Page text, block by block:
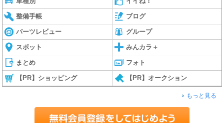
整備手帳 ブログ
パーツレビュー グループ
スポット みんカラ＋
まとめ フォト
【PR】ショッピング 【PR】オークション
もっと見る